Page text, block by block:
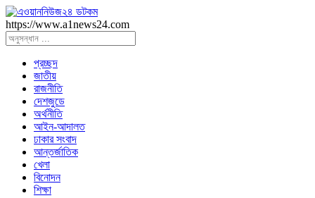
https://www.a1news24.com
প্রচ্ছদ
জাতীয়
রাজনীতি
দেশজুডে
অর্থনীতি
আইন-আদালত
ঢাকার সংবাদ
আন্তর্জাতিক
খেলা
বিনোদন
শিক্ষা